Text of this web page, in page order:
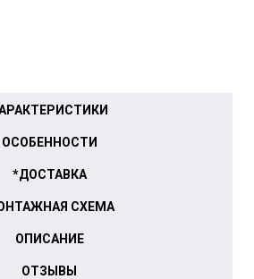
ОСОБЕННОСТИ
*ДОСТАВКА
СХЕМА
ОПИСАНИЕ
ОТЗЫВЫ